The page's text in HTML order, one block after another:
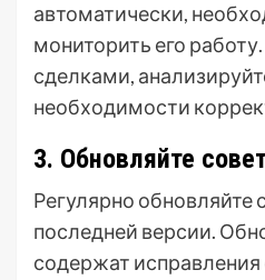
автоматически,
мониторить его
сделками,
необходимости
3. Обновляйте
Регулярно обновляйте
последней версии.
содержат